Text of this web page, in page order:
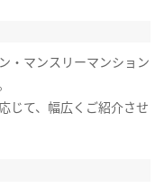
・マンスリーマンション
じて、幅広くご紹介させ